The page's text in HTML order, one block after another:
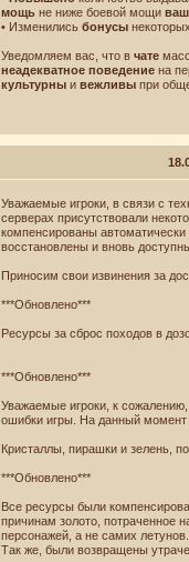
мощь не ниже боевой мощи
• Изменились бонусы
Уведомляем вас, что в чате
неадекватное поведение на
культурны и вежливы при
Уважаемые игроки, в связи с
серверах присутствовали
компенсированы
восстановлены и вновь
Приносим свои извинения за
***Обновлено***
Ресурсы за сброс походов в
***Обновлено***
Уважаемые игроки, к
ошибки игры. На данный момент
Кристаллы, пирашки и зелень,
***Обновлено***
Все ресурсы были
причинам золото, потраченное
персонажей, а не самих летунов.
Так же, были возвращены